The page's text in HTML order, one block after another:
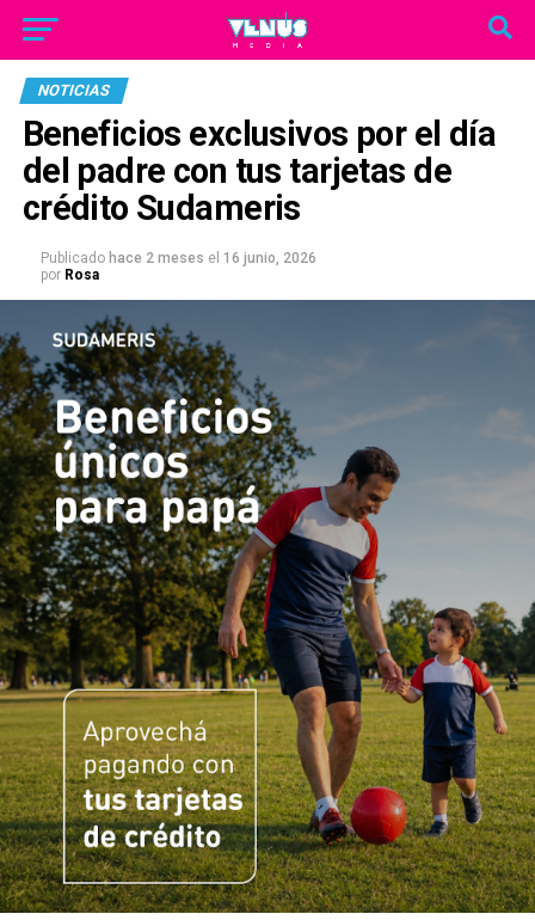
NOTICIAS
Beneficios exclusivos por el día
del padre con tus tarjetas de
crédito Sudameris
Publicado hace 2 meses el 16 junio, 2026
por Rosa